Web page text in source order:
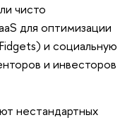
чисто
для оптимизации
и социальную
и инвесторов
нестандартных